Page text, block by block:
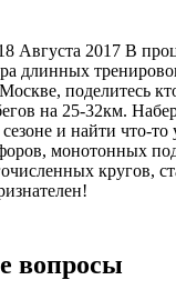
Августа 2017 В
длинных
поделитесь
на 25-32км.
и найти что-то
монотонных
кругов,
вопросы